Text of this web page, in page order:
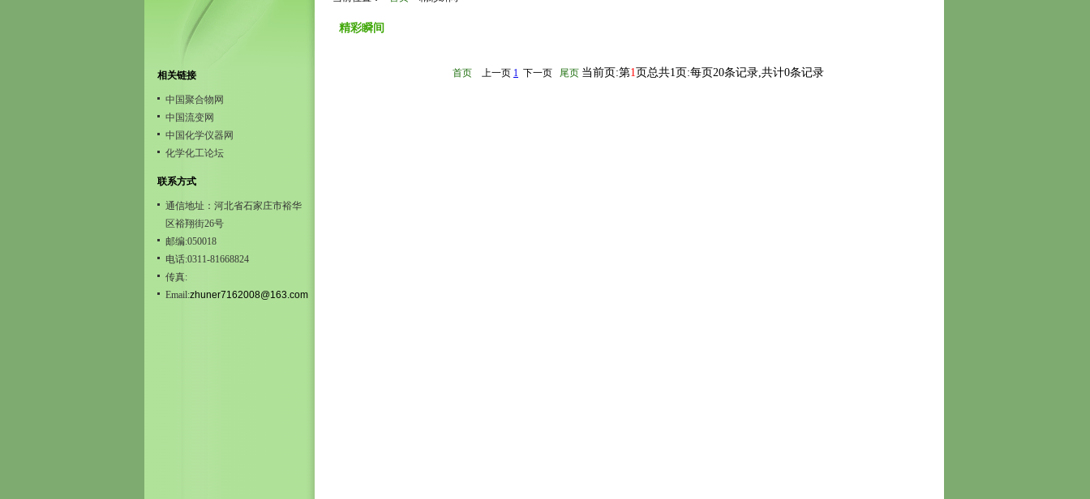
相关链接
中国聚合物网
中国流变网
中国化学仪器网
化学化工论坛
联系方式
通信地址：河北省石家庄市裕华
区裕翔街26号
邮编:050018
电话:0311-81668824
传真:
Email:zhuner7162008@163.com
精彩瞬间
首页 上一页 1 下一页 尾页 当前页:第1页总共1页:每页20条记录,共计0条记录